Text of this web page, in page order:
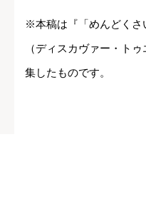
※本稿は『「めんどくさ
（ディスカヴァー・ト
集したものです。